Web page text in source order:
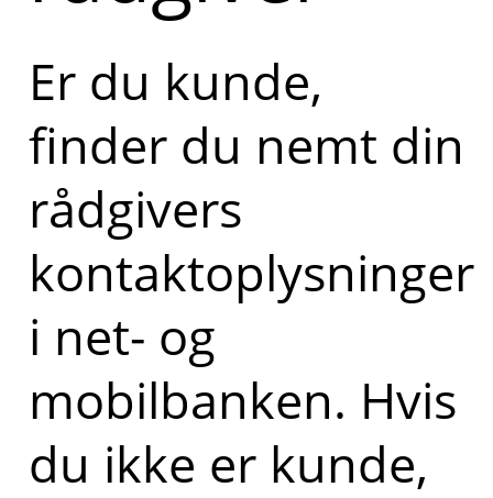
Er du kunde,
finder du nemt din
rådgivers
kontaktoplysninger
i net- og
mobilbanken. Hvis
du ikke er kunde,